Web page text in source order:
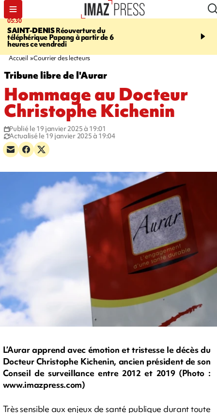
05:30
SAINT-DENISRéouverture du
téléphérique Papang à partir de 6
heures ce vendredi
07:00
Un vendredi
Accueil Courrier des lecteurs
Tribune libre de l'Aurar
Hommage au Docteur
Christophe Kichenin
Publié le 19 janvier 2025 à 19:01
Actualisé le 19 janvier 2025 à 19:04
L’Aurar apprend avec émotion et tristesse le décès du
Docteur Christophe Kichenin, ancien président de son
Conseil de surveillance entre 2012 et 2019 (Photo :
www.imazpress.com)
Très sensible aux enjeux de santé publique durant toute